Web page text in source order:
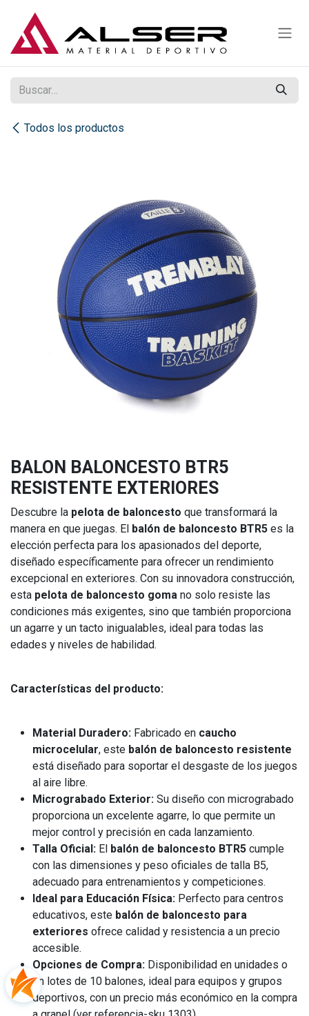
Todos los productos
BALON BALONCESTO BTR5
RESISTENTE EXTERIORES
Descubre la pelota de baloncesto que transformará la
manera en que juegas. El balón de baloncesto BTR5 es la
elección perfecta para los apasionados del deporte,
diseñado específicamente para ofrecer un rendimiento
excepcional en exteriores. Con su innovadora construcción,
esta pelota de baloncesto goma no solo resiste las
condiciones más exigentes, sino que también proporciona
un agarre y un tacto inigualables, ideal para todas las
edades y niveles de habilidad.
Características del producto:
Material Duradero: Fabricado en caucho
microcelular, este balón de baloncesto resistente
está diseñado para soportar el desgaste de los juegos
al aire libre.
Micrograbado Exterior: Su diseño con micrograbado
proporciona un excelente agarre, lo que permite un
mejor control y precisión en cada lanzamiento.
Talla Oficial: El balón de baloncesto BTR5 cumple
con las dimensiones y peso oficiales de talla B5,
adecuado para entrenamientos y competiciones.
Ideal para Educación Física: Perfecto para centros
educativos, este balón de baloncesto para
exteriores ofrece calidad y resistencia a un precio
accesible.
Opciones de Compra: Disponibilidad en unidades o
en lotes de 10 balones, ideal para equipos y grupos
deportivos, con un precio más económico en la compra